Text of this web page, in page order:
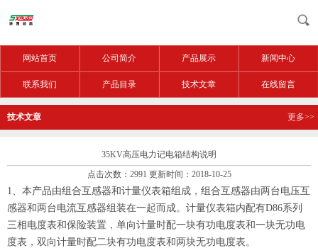
网站首页 公司简介 产品展示 新闻中心
联系我们 产品目录 技术文章 在线留言
技术文章 更多>>
35KV高压电力记电箱结构说明
点击次数：2991 更新时间：2018-10-25
1、本产品由组合互感器和计量仪表箱组成，组合互感器由两台电压互
感器和两台电流互感器组装在一起而成。计量仪表箱内配有D86系列
三相电度表和保险装置，单向计量时配一块有功电度表和一块无功电
度表，双向计量时配二块有功电度表和两块无功电度表。